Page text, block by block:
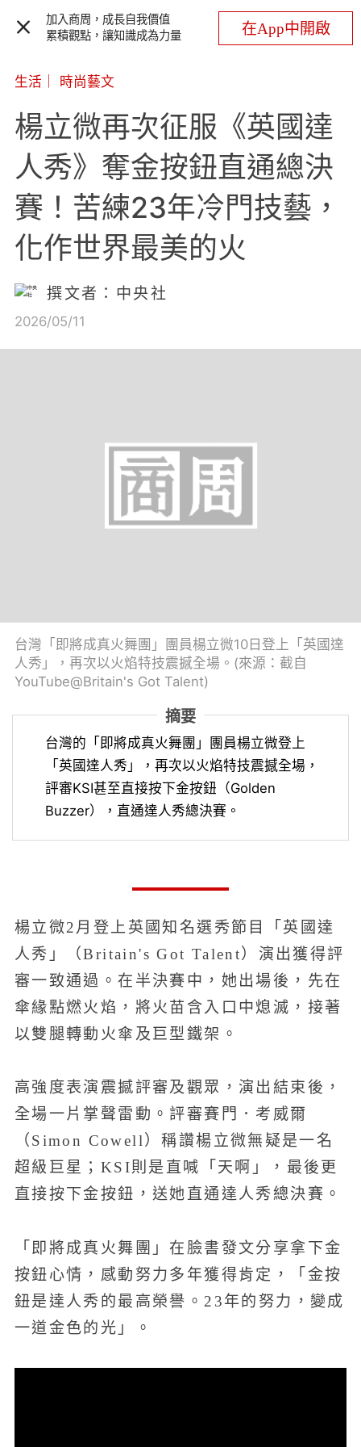
加入商周，成長自我價值
累積觀點，讓知識成為力量
在App中開啟
生活 時尚藝文
楊立微再次征服《英國達
人秀》奪金按鈕直通總決
賽！苦練23年冷門技藝，
化作世界最美的火
撰文者：中央社
2026/05/11
台灣「即將成真火舞團」團員楊立微10日登上「英國達
人秀」，再次以火焰特技震撼全場。(來源：截自
YouTube@Britain's Got Talent)
摘要
台灣的「即將成真火舞團」團員楊立微登上
「英國達人秀」，再次以火焰特技震撼全場，
評審KSI甚至直接按下金按鈕（Golden
Buzzer），直通達人秀總決賽。
楊立微2月登上英國知名選秀節目「英國達
人秀」（Britain's Got Talent）演出獲得評
審一致通過。在半決賽中，她出場後，先在
傘緣點燃火焰，將火苗含入口中熄滅，接著
以雙腿轉動火傘及巨型鐵架。
高強度表演震撼評審及觀眾，演出結束後，
全場一片掌聲雷動。評審賽門．考威爾
（Simon Cowell）稱讚楊立微無疑是一名
超級巨星；KSI則是直喊「天啊」，最後更
直接按下金按鈕，送她直通達人秀總決賽。
「即將成真火舞團」在臉書發文分享拿下金
按鈕心情，感動努力多年獲得肯定，「金按
鈕是達人秀的最高榮譽。23年的努力，變成
一道金色的光」。